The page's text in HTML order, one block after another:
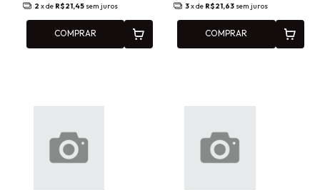
2 x de R$21,45 sem juros
COMPRAR
3x de R$21,63 sem juros
COMPRAR